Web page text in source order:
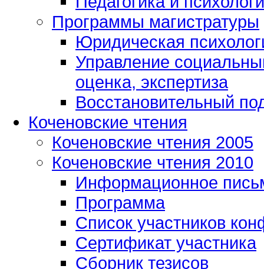
Программы магистратуры
Юридическая
Управление
оценка, экспертиза
Восстановительный
Коченовские чтения
Коченовские чтения 2005
Коченовские чтения 2010
Информационное
Программа
Список участников
Сертификат участника
Сборник тезисов